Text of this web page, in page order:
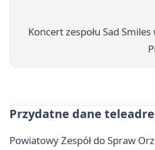
Koncert zespołu Sad
Przydatne dane
Powiatowy Zespół do Spraw